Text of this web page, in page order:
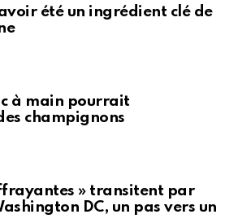
été un ingrédient clé de
à main pourrait
champignons
» transitent par
DC, un pas vers un